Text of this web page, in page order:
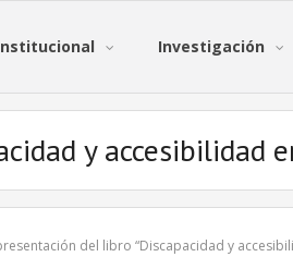
Investigación
y accesibilidad
del libro “Discapacidad y